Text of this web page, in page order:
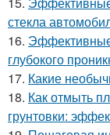
стекла
16. Эффективные
глубокого
17. Какие
18. Как отмыть
грунтовки: